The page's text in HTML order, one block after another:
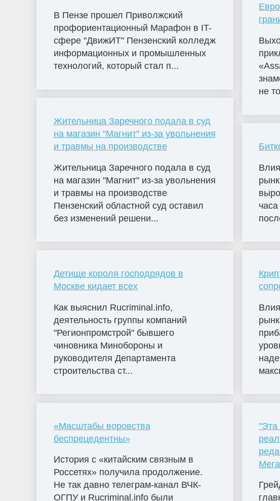
В Пензе прошел Приволжский
профориентационный Марафон в IT-
сфере "ДвижИТ" Пензенский колледж
информационных и промышленных
технологий, который стал п...
Жительница Заречного подала в суд
на магазин "Магнит" из-за увольнения
и травмы на производстве
Жительница Заречного подала в суд
на магазин "Магнит" из-за увольнения
и травмы на производстве
Пензенский областной суд оставил
без изменений решени...
Детище короля господрядов в
Москве кидает всех
Как выяснил Rucriminal.info,
деятельность группы компаний
"Регионпромстрой" бывшего
чиновника Минобороны и
руководителя Департамента
строительства ст...
«Масштабы воровства
беспрецедентны»
История с «китайским связным в
Россетях» получила продолжение.
Не так давно телеграм-канал ВЧК-
ОГПУ и Rucriminal.info были
не
"Эта